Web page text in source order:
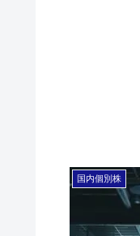
国内個別株